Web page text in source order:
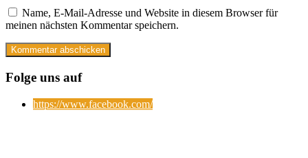
Name, E-Mail-Adresse und Website in diesem Browser für
meinen nächsten Kommentar speichern.
Folge uns auf
https://www.facebook.com/